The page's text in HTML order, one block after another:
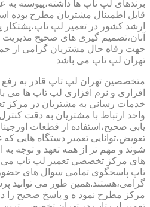
برندهای لپ تاپ ها داشته،پیوسته
قابل اطمینال مشتریان مطرح بوده
ارشد کشور در تعمیر لپ
آنان،تصمیم گیری های صحیح مدیریت
جهت رفاه حال مشتریان گرامی از
تهران لپ تاپ می باشد
متخصصین تهران لپ تاپ قادر به
افزاری و نرم افزاری لپ تاپ ها می
خدمات رسانی به مشتریان در مرکز
واحد ارتباط با مشتریان به دقت
یابی صحیح،استفاده از قطعات
تعویض،توانایی تعمیر دستگاه هایی
شوند و مهم تر از همه تعهد و توجه
های مرکز تخصصی تعمیر لپ تاپ می
تاپ پاسخگوی تمامی سوال های
گرامی،هستند.همین طور می توانید
مرکز مطرح نمود ه و پاسخ صحیح را